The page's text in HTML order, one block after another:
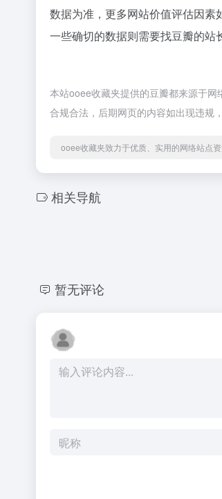
数据为准，更多网站价值评估因
一些确切的数据则需要找豆瓣的站
本站ooee收藏夹提供的豆瓣都来源于
合规合法，后期网页的内容如出现违规
ooee收藏夹致力于优质、实用的网络站点资
相关导航
暂无评论